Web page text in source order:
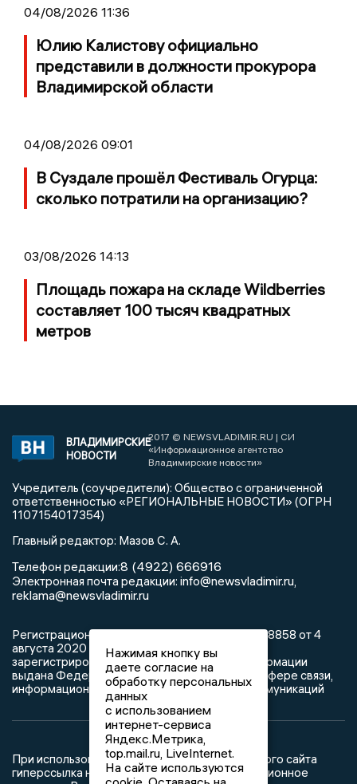
04/08/2026 11:36
Юлию Калистову официально
представили в должности прокурора
Владимирской области
04/08/2026 09:01
В Суздале прошёл Фестиваль Огурца:
сколько потратили на организацию?
03/08/2026 14:13
Площадь пожара на складе Wildberries
составляет 100 тысяч квадратных
метров
ВЛАДИМИРСКИЕ
НОВОСТИ
2017 © NEWSVLADIMIR.RU | СИ
«Информационное агентство
Владимирские новости»
Учредитель (соучредители): Общество с ограниченной
ответственностью «РЕГИОНАЛЬНЫЕ НОВОСТИ» (ОГРН
1107154017354)
Главный редактор: Мазов С. А.
Телефон редакции:8 (4922) 666916
Электронная почта редакции: info@newsvladimir.ru,
reklama@newsvladimir.ru
Регистрационный номер: серия Эл № ФС77-78858 от 4
августа 2020 г. согласно выписке из реестра
зарегистрированных средств массовой информации
выдана Федеральной службой по надзору в сфере связи,
информационных технологий и массовых коммуникаций
При использовании любого материала с данного сайта
гиперссылка на Сетевое издание «Информационное
Нажимая кнопку вы
даете согласие на
обработку персональных
данных
с использованием
интернет-сервиса
Яндекс.Метрика,
top.mail.ru, LiveInternet.
На сайте используются